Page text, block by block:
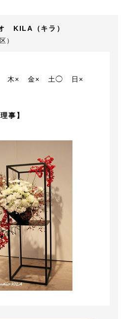
KILA（キラ）
）
木× 金× 土◯
日×
事】